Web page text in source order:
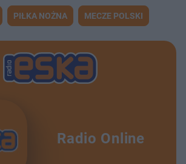
PIŁKA NOŻNA MECZE POLSKI
Radio Online